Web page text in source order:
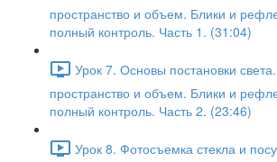
пространство и объем. Блики и
полный контроль. Часть 1. (31:04)
Урок 7. Основы постановки
пространство и объем. Блики и
полный контроль. Часть 2. (23:46)
Урок 8. Фотосъемка стекла и